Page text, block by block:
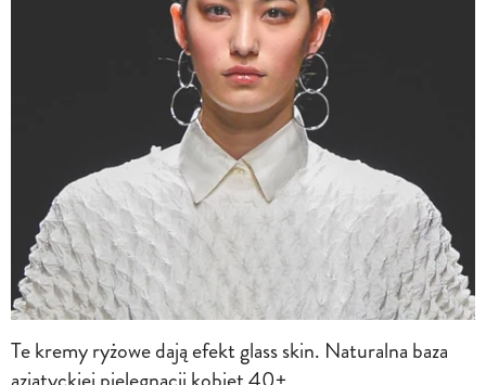
Te kremy ryżowe dają efekt glass skin. Naturalna baza